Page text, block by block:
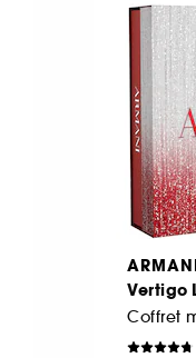
Vertigo
Coffret